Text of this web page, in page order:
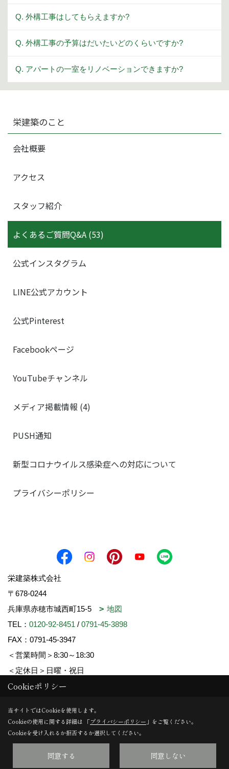
Q. 外構工事はしてもらえますか?
Q. 外構工事の予算はだいたいどのくらいですか?
Q. アパートの一室をリノベーションできますか?
栄建築のこと
会社概要
アクセス
スタッフ紹介
よくあるご質問Q&A (53)
公式インスタグラム
LINE公式アカウント
公式Pinterest
Facebookページ
YouTubeチャンネル
メディア掲載情報 (4)
PUSH通知
新型コロナウイルス感染症への対応について
プライバシーポリシー
栄建築株式会社
〒678-0244
兵庫県赤穂市城西町15-5
地図
TEL： 0120-92-8451 / 0791-45-3898
FAX：0791-45-3947
＜営業時間＞8:30～18:30
＜定休日＞日曜・祝日
Copyright (c) SAKAE-KENCHIKU. All Rights Reserved.
Produced byゴデスクリエイト
Cookieポリシー
当サイトではCookieを使用します。
Cookieの使用に関する詳細は 「プライバシーポリシー 」をご覧ください。
Cookieを受け入れるか拒否するか選択してください。
同意する 同意しない